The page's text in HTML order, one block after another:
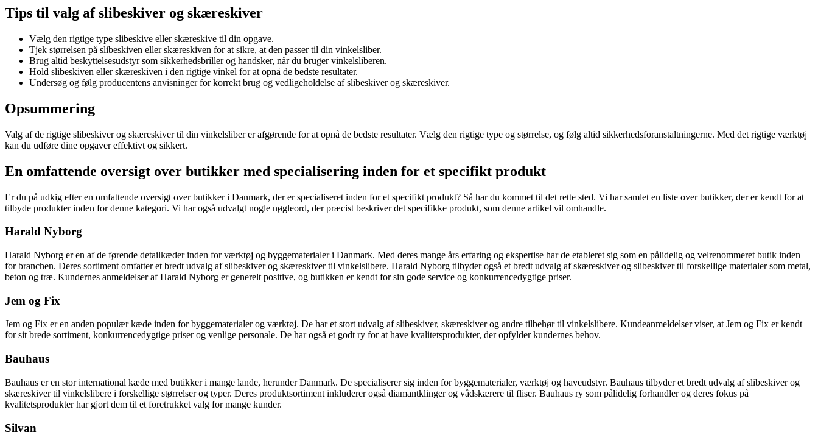
Tips til valg af slibeskiver og skæreskiver
Vælg den rigtige type slibeskive eller skæreskive til din opgave.
Tjek størrelsen på slibeskiven eller skæreskiven for at sikre, at den passer til din vinkelsliber.
Brug altid beskyttelsesudstyr som sikkerhedsbriller og handsker, når du bruger vinkelsliberen.
Hold slibeskiven eller skæreskiven i den rigtige vinkel for at opnå de bedste resultater.
Undersøg og følg producentens anvisninger for korrekt brug og vedligeholdelse af slibeskiver og skæreskiver.
Opsummering
Valg af de rigtige slibeskiver og skæreskiver til din vinkelsliber er afgørende for at opnå de bedste resultater. Vælg den rigtige type og størrelse, og følg altid sikkerhedsforanstaltningerne. Med det rigtige værktøj
kan du udføre dine opgaver effektivt og sikkert.
En omfattende oversigt over butikker med specialisering inden for et specifikt produkt
Er du på udkig efter en omfattende oversigt over butikker i Danmark, der er specialiseret inden for et specifikt produkt? Så har du kommet til det rette sted. Vi har samlet en liste over butikker, der er kendt for at
tilbyde produkter inden for denne kategori. Vi har også udvalgt nogle nøgleord, der præcist beskriver det specifikke produkt, som denne artikel vil omhandle.
Harald Nyborg
Harald Nyborg er en af de førende detailkæder inden for værktøj og byggematerialer i Danmark. Med deres mange års erfaring og ekspertise har de etableret sig som en pålidelig og velrenommeret butik inden
for branchen. Deres sortiment omfatter et bredt udvalg af slibeskiver og skæreskiver til vinkelslibere. Harald Nyborg tilbyder også et bredt udvalg af skæreskiver og slibeskiver til forskellige materialer som metal,
beton og træ. Kundernes anmeldelser af Harald Nyborg er generelt positive, og butikken er kendt for sin gode service og konkurrencedygtige priser.
Jem og Fix
Jem og Fix er en anden populær kæde inden for byggematerialer og værktøj. De har et stort udvalg af slibeskiver, skæreskiver og andre tilbehør til vinkelslibere. Kundeanmeldelser viser, at Jem og Fix er kendt
for sit brede sortiment, konkurrencedygtige priser og venlige personale. De har også et godt ry for at have kvalitetsprodukter, der opfylder kundernes behov.
Bauhaus
Bauhaus er en stor international kæde med butikker i mange lande, herunder Danmark. De specialiserer sig inden for byggematerialer, værktøj og haveudstyr. Bauhaus tilbyder et bredt udvalg af slibeskiver og
skæreskiver til vinkelslibere i forskellige størrelser og typer. Deres produktsortiment inkluderer også diamantklinger og vådskærere til fliser. Bauhaus ry som pålidelig forhandler og deres fokus på
kvalitetsprodukter har gjort dem til et foretrukket valg for mange kunder.
Silvan